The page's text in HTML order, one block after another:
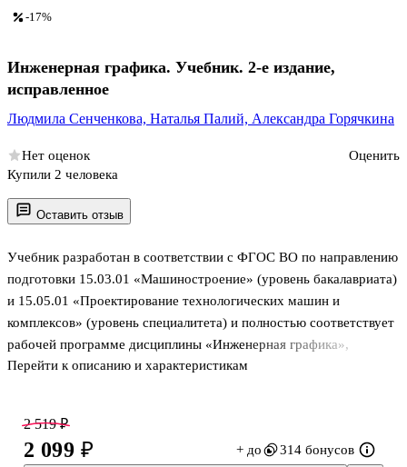
Оставить отзыв
Учебник разработан в соответствии с ФГОС ВО по направлению
подготовки 15.03.01 «Машиностроение» (уровень бакалавриата)
и 15.05.01 «Проектирование технологических машин и
комплексов» (уровень специалитета) и полностью соответствует
рабочей программе дисциплины «Инженерная графика»,
читаемой в МГТУ им. Н. Э. Баумана.
даны рекомендации по выбору изображений деталей, изложены
правила нанесения размеров. Показана последовательность
Перейти к описанию и характеристикам
-17%
Инженерная графика. Учебник. 2-е издание,
исправленное
Людмила Сенченкова, Наталья Палий, Александра Горячкина
Нет оценок
Оценить
Купили 2 человека
2 519 ₽
2 099 ₽ + до 314 бонусов